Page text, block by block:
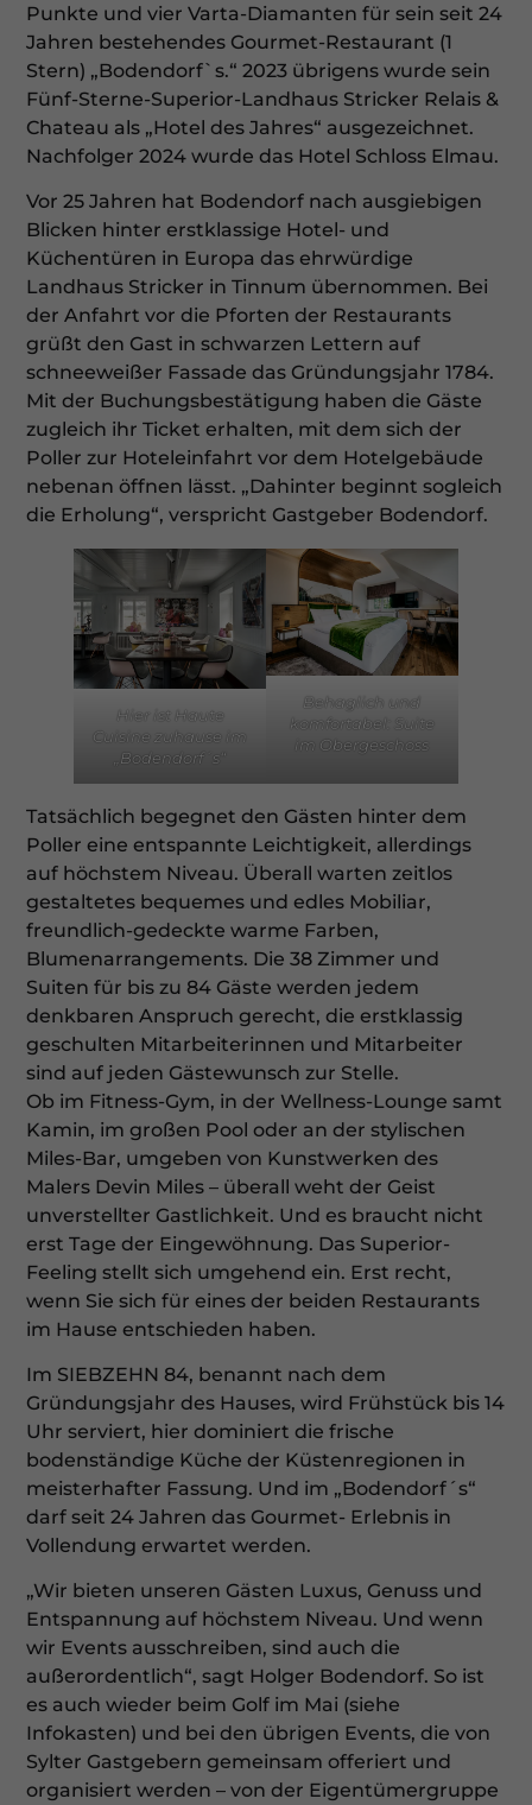
Punkte und vier Varta-Diamanten für sein seit 24
Jahren bestehendes Gourmet-Restaurant (1
Stern) „Bodendorf`s.“ 2023 übrigens wurde sein
Fünf-Sterne-Superior-Landhaus Stricker Relais &
Chateau als „Hotel des Jahres“ ausgezeichnet.
Nachfolger 2024 wurde das Hotel Schloss Elmau.
Vor 25 Jahren hat Bodendorf nach ausgiebigen
Blicken hinter erstklassige Hotel- und
Küchentüren in Europa das ehrwürdige
Landhaus Stricker in Tinnum übernommen. Bei
der Anfahrt vor die Pforten der Restaurants
grüßt den Gast in schwarzen Lettern auf
schneeweißer Fassade das Gründungsjahr 1784.
Mit der Buchungsbestätigung haben die Gäste
zugleich ihr Ticket erhalten, mit dem sich der
Poller zur Hoteleinfahrt vor dem Hotelgebäude
nebenan öffnen lässt. „Dahinter beginnt sogleich
die Erholung“, verspricht Gastgeber Bodendorf.
Hier ist Haute
Cuisine zuhause im
„Bodendorf´s“
Behaglich und
komfortabel: Suite
im Obergeschoss
Tatsächlich begegnet den Gästen hinter dem
Poller eine entspannte Leichtigkeit, allerdings
auf höchstem Niveau. Überall warten zeitlos
gestaltetes bequemes und edles Mobiliar,
freundlich-gedeckte warme Farben,
Blumenarrangements. Die 38 Zimmer und
Suiten für bis zu 84 Gäste werden jedem
denkbaren Anspruch gerecht, die erstklassig
geschulten Mitarbeiterinnen und Mitarbeiter
sind auf jeden Gästewunsch zur Stelle.
Ob im Fitness-Gym, in der Wellness-Lounge samt
Kamin, im großen Pool oder an der stylischen
Miles-Bar, umgeben von Kunstwerken des
Malers Devin Miles – überall weht der Geist
unverstellter Gastlichkeit. Und es braucht nicht
erst Tage der Eingewöhnung. Das Superior-
Feeling stellt sich umgehend ein. Erst recht,
wenn Sie sich für eines der beiden Restaurants
im Hause entschieden haben.
Im SIEBZEHN 84, benannt nach dem
Gründungsjahr des Hauses, wird Frühstück bis 14
Uhr serviert, hier dominiert die frische
bodenständige Küche der Küstenregionen in
meisterhafter Fassung. Und im „Bodendorf´s“
darf seit 24 Jahren das Gourmet- Erlebnis in
Vollendung erwartet werden.
„Wir bieten unseren Gästen Luxus, Genuss und
Entspannung auf höchstem Niveau. Und wenn
wir Events ausschreiben, sind auch die
außerordentlich“, sagt Holger Bodendorf. So ist
es auch wieder beim Golf im Mai (siehe
Infokasten) und bei den übrigen Events, die von
Sylter Gastgebern gemeinsam offeriert und
organisiert werden – von der Eigentümergruppe